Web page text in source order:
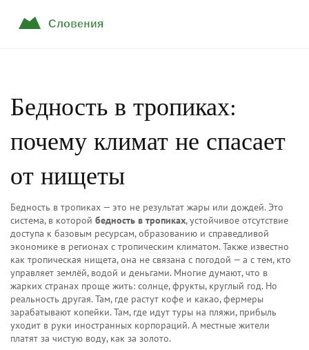
Бедность в тропиках:
почему климат не спасает
от нищеты
Бедность в тропиках — это не результат жары или дождей. Это
система, в которой бедность в тропиках,устойчивое отсутствие
доступа к базовым ресурсам, образованию и справедливой
экономике в регионах с тропическим климатом. Также известно
как тропическая нищета, она не связана с погодой — а с тем, кто
управляет землёй, водой и деньгами. Многие думают, что в
жарких странах проще жить: солнце, фрукты, круглый год. Но
реальность другая. Там, где растут кофе и какао, фермеры
зарабатывают копейки. Там, где идут туры на пляжи, прибыль
уходит в руки иностранных корпораций. А местные жители
платят за чистую воду, как за золото.